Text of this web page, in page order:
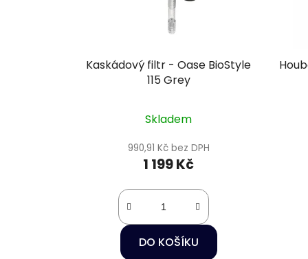
Kaskádový filtr - Oase BioStyle
115 Grey
Skladem
990,91 Kč bez DPH
1 199 Kč
DO KOŠÍKU